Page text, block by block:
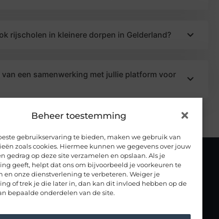
Beheer toestemming
gebruikservaring te bieden, maken we gebruik van
zoals cookies. Hiermee kunnen we gegevens over jouw
gedrag op deze site verzamelen en opslaan. Als je
geeft, helpt dat ons om bijvoorbeeld je voorkeuren te
en onze dienstverlening te verbeteren. Weiger je
of trek je die later in, dan kan dit invloed hebben op de
bepaalde onderdelen van de site.
rijscholen in kleinere dorpen in Gelderland?
een samenwerking met jullie platform voor
RIJSCHOLEN IN NEDERLAND
Drenthe
Flevoland
Noord Brabant